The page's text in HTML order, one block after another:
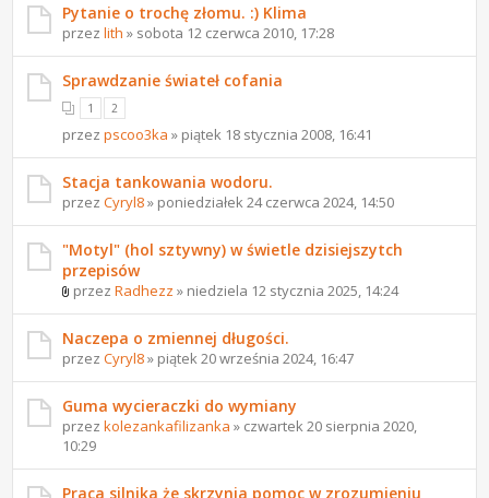
Pytanie o trochę złomu. :) Klima
przezlith » sobota 12 czerwca 2010, 17:28
Sprawdzanie świateł cofania
1 2
przezpscoo3ka » piątek 18 stycznia 2008, 16:41
Stacja tankowania wodoru.
przezCyryl8» poniedziałek 24 czerwca 2024, 14:50
"Motyl" (hol sztywny) w świetle dzisiejszytch
przepisów
przezRadhezz » niedziela 12 stycznia 2025, 14:24
Naczepa o zmiennej długości.
przezCyryl8» piątek 20 września 2024, 16:47
Guma wycieraczki do wymiany
przezkolezankafilizanka » czwartek 20 sierpnia 2020,
10:29
Praca silnika że skrzynia pomoc w zrozumieniu